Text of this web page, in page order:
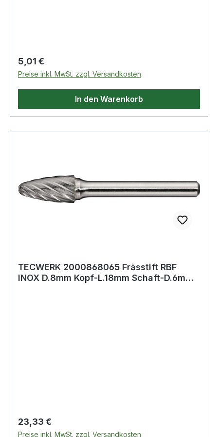
Regulärer Preis:
5,01 €
Preise inkl. MwSt. zzgl. Versandkosten
In den Warenkorb
TECWERK 2000868065 Frässtift RBF
INOX D.8mm Kopf-L.18mm Schaft-D.6mm
Regulärer Preis:
23,33 €
Preise inkl. MwSt. zzgl. Versandkosten